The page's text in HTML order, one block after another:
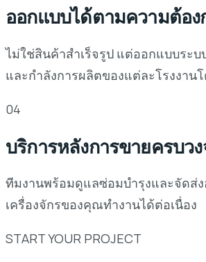
ออกแบบได้ตามความต้อง
ไม่ใช่สินค้าสำเร็จรูป แต่ออกแบบระ
และกำลังการผลิตของแต่ละโรงงาน
04
บริการหลังการขายครบว
ทีมงานพร้อมดูแลซ่อมบำรุงและจัดส่ง
เครื่องจักรของคุณทำงานได้ต่อเนื่อง
START YOUR PROJECT